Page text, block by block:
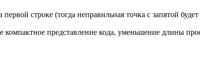
строке (тогда неправильная точка с запятой
представление кода, уменьшение длины